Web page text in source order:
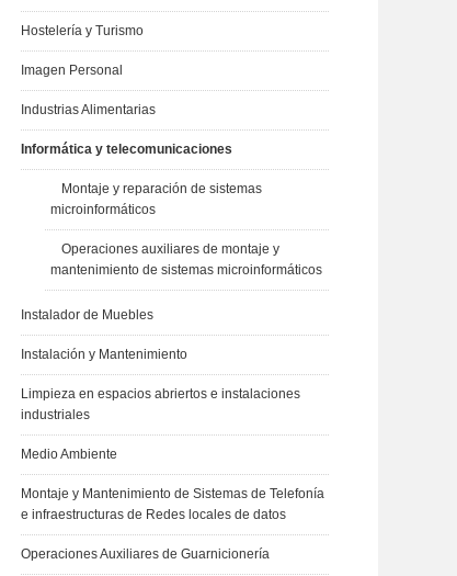
Hostelería y Turismo
Imagen Personal
Industrias Alimentarias
Informática y telecomunicaciones
Montaje y reparación de sistemas
microinformáticos
Operaciones auxiliares de montaje y
mantenimiento de sistemas microinformáticos
Instalador de Muebles
Instalación y Mantenimiento
Limpieza en espacios abriertos e instalaciones
industriales
Medio Ambiente
Montaje y Mantenimiento de Sistemas de Telefonía
e infraestructuras de Redes locales de datos
Operaciones Auxiliares de Guarnicionería